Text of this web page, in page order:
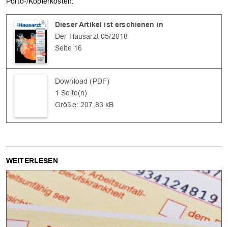
Dieser Artikel ist erschienen in
Der Hausarzt 05/2018
Seite 16
Download (PDF)
1 Seite(n)
Größe: 207,83 kB
WEITERLESEN